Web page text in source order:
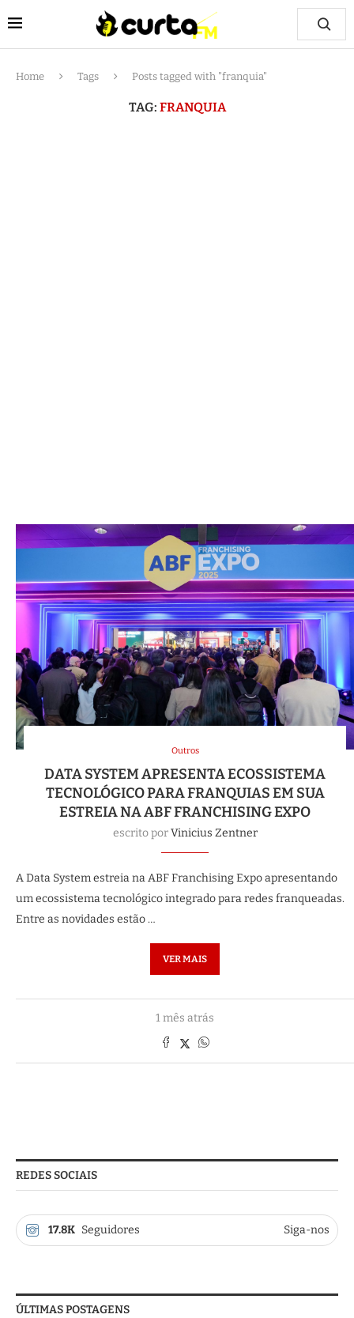
Home Tags Posts tagged with "franquia"
TAG: FRANQUIA
Outros
DATA SYSTEM APRESENTA ECOSSISTEMA
TECNOLÓGICO PARA FRANQUIAS EM SUA
ESTREIA NA ABF FRANCHISING EXPO
escrito porVinicius Zentner
A Data System estreia na ABF Franchising Expo apresentando
um ecossistema tecnológico integrado para redes franqueadas.
Entre as novidades estão …
VER MAIS
1 mês atrás
REDES SOCIAIS
17.8K Seguidores Siga-nos
ÚLTIMAS POSTAGENS